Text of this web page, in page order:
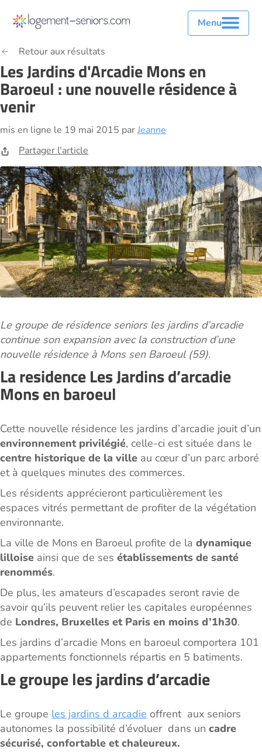
Menu
Retour aux résultats
Les Jardins d'Arcadie Mons en
Baroeul : une nouvelle résidence à
venir
mis en ligne le 19 mai 2015 parJeanne
Partager l'article
Le groupe de résidence seniors les jardins d’arcadie
continue son expansion avec la construction d’une
nouvelle résidence à Mons sen Baroeul (59).
La residence Les Jardins d’arcadie
Mons en baroeul
Cette nouvelle résidence les jardins d’arcadie jouit d’un
environnement privilégié, celle-ci est située dans le
centre historique de la ville au cœur d’un parc arboré
et à quelques minutes des commerces.
Les résidents apprécieront particulièrement les
espaces vitrés permettant de profiter de la végétation
environnante.
La ville de Mons en Baroeul profite de la dynamique
lilloise ainsi que de ses établissements de santé
renommés.
De plus, les amateurs d’escapades seront ravie de
savoir qu’ils peuvent relier les capitales européennes
de Londres, Bruxelles et Paris en moins d’1h30.
Les jardins d’arcadie Mons en baroeul comportera 101
appartements fonctionnels répartis en 5 batiments.
Le groupe les jardins d’arcadie
Le groupe les jardins d arcadie offrent aux seniors
autonomes la possibilité d’évoluer dans un cadre
sécurisé, confortable et chaleureux.